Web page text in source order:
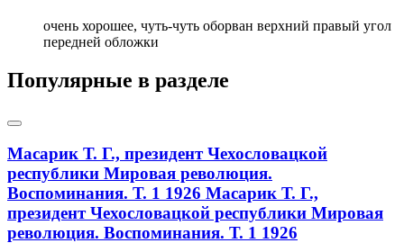
очень хорошее, чуть-чуть оборван верхний правый угол
передней обложки
Популярные в разделе
Масарик Т. Г., президент Чехословацкой
республики Мировая революция.
Воспоминания. Т. 1 1926 Масарик Т. Г.,
президент Чехословацкой республики Мировая
революция. Воспоминания. Т. 1 1926